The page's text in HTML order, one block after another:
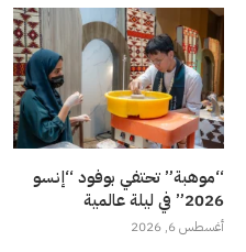
“موهبة” تحتفي بوفود “إنسو
2026” في ليلة عالمية
أغسطس 6, 2026